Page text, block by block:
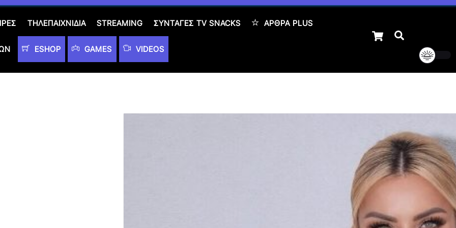
Cart
ΤΗΛΕΠΑΙΧΝΊΔΙΑ STREAMING ΣΥΝΤΑΓΈΣ TV SNACKS ΆΡΘΡΑ PLUS
ESHOP GAMES VIDEOS